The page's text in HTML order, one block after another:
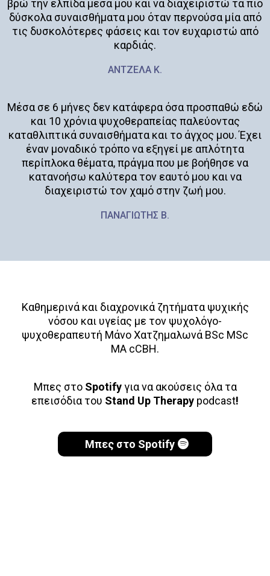
βρώ την ελπίδα μέσα μου και να διαχειριστώ τα πιο
δύσκολα συναισθήματα μου όταν περνούσα μία από
τις δυσκολότερες φάσεις και τον ευχαριστώ από
καρδιάς.
ΑΝΤΖΕΛΑ Κ.
Μέσα σε 6 μήνες δεν κατάφερα όσα προσπαθώ εδώ
και 10 χρόνια ψυχοθεραπείας παλεύοντας
καταθλιπτικά συναισθήματα και το άγχος μου. Έχει
έναν μοναδικό τρόπο να εξηγεί με απλότητα
περίπλοκα θέματα, πράγμα που με βοήθησε να
κατανοήσω καλύτερα τον εαυτό μου και να
διαχειριστώ τον χαμό στην ζωή μου.
ΠΑΝΑΓΙΩΤΗΣ Β.
Καθημερινά και διαχρονικά ζητήματα ψυχικής
νόσου και υγείας με τον ψυχολόγο-
ψυχοθεραπευτή Μάνο Χατζημαλωνά BSc MSc
MA cCBH.
Μπες στο Spotifyγια να ακούσεις όλα τα
επεισόδια του Stand Up Therapy podcast!
Μπες στο Spotify